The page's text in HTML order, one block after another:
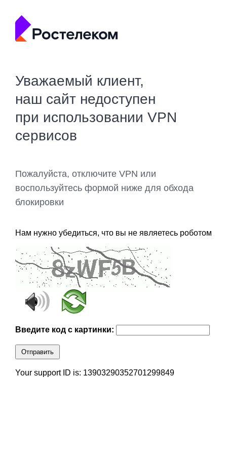
Уважаемый клиент,
наш сайт недоступен
при использовании VPN
сервисов
Пожалуйста, отключите VPN или
воспользуйтесь формой ниже для обхода
блокировки
Нам нужно убедиться, что вы не являетесь роботом
Введите код с картинки:
Отправить
Your support ID is: 13903290352701299849